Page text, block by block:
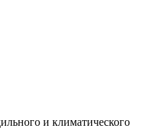
и климатического